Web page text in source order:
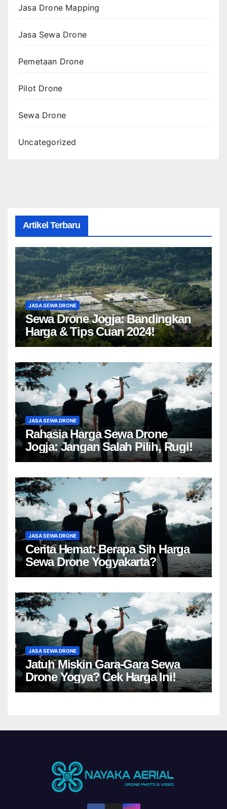
Jasa Drone Mapping
Jasa Sewa Drone
Pemetaan Drone
Pilot Drone
Sewa Drone
Uncategorized
Artikel Terbaru
JASA SEWA DRONE
Sewa Drone Jogja: Bandingkan
Harga & Tips Cuan 2024!
JASA SEWA DRONE
Rahasia Harga Sewa Drone
Jogja: Jangan Salah Pilih, Rugi!
JASA SEWA DRONE
Cerita Hemat: Berapa Sih Harga
Sewa Drone Yogyakarta?
JASA SEWA DRONE
Jatuh Miskin Gara-Gara Sewa
Drone Yogya? Cek Harga Ini!